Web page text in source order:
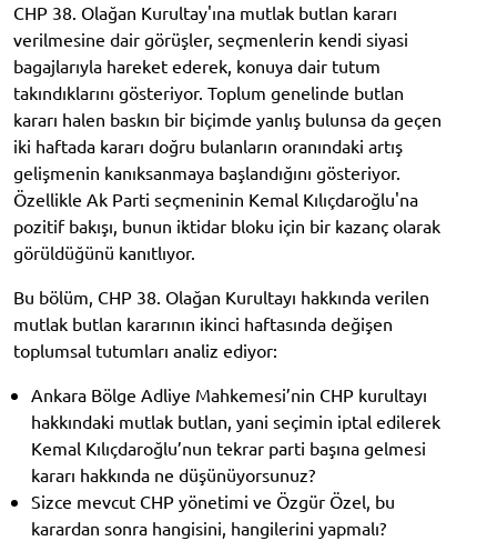
CHP 38. Olağan Kurultay'ına mutlak butlan kararı
verilmesine dair görüşler, seçmenlerin kendi siyasi
bagajlarıyla hareket ederek, konuya dair tutum
takındıklarını gösteriyor. Toplum genelinde butlan
kararı halen baskın bir biçimde yanlış bulunsa da geçen
iki haftada kararı doğru bulanların oranındaki artış
gelişmenin kanıksanmaya başlandığını gösteriyor.
Özellikle Ak Parti seçmeninin Kemal Kılıçdaroğlu'na
pozitif bakışı, bunun iktidar bloku için bir kazanç olarak
görüldüğünü kanıtlıyor.
Bu bölüm, CHP 38. Olağan Kurultayı hakkında verilen
mutlak butlan kararının ikinci haftasında değişen
toplumsal tutumları analiz ediyor:
Ankara Bölge Adliye Mahkemesi’nin CHP kurultayı
hakkındaki mutlak butlan, yani seçimin iptal edilerek
Kemal Kılıçdaroğlu’nun tekrar parti başına gelmesi
kararı hakkında ne düşünüyorsunuz?
Sizce mevcut CHP yönetimi ve Özgür Özel, bu
karardan sonra hangisini, hangilerini yapmalı?